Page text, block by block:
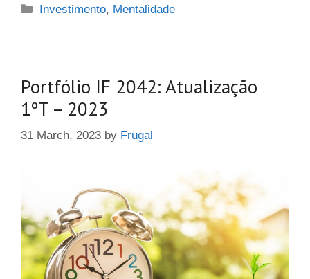
Categories
Investimento, Mentalidade
Portfólio IF 2042: Atualização
1ºT – 2023
31 March, 2023 by Frugal